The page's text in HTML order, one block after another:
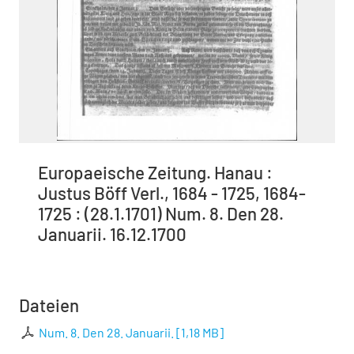
Europaeische Zeitung. Hanau :
Justus Böff Verl., 1684 - 1725, 1684-
1725 : (28.1.1701) Num. 8. Den 28.
Januarii. 16.12.1700
Dateien
Num. 8. Den 28. Januarii. [1,18 MB]